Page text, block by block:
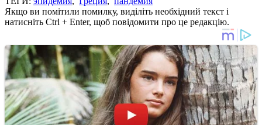
Якщо ви помітили помилку, виділіть необхідний текст і
натисніть Ctrl + Enter, щоб повідомити про це редакцію.